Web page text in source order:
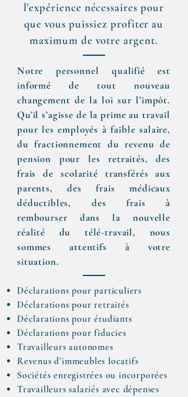
l'expérience nécessaires pour
que vous puissiez profiter au
maximum de votre argent.
Notre personnel qualifié est
informé de tout nouveau
changement de la loi sur l’impôt.
Qu’il s’agisse de la prime au travail
pour les employés à faible salaire,
du fractionnement du revenu de
pension pour les retraités, des
frais de scolarité transférés aux
parents, des frais médicaux
déductibles, des frais à
rembourser dans la nouvelle
réalité du télé-travail, nous
sommes attentifs à votre
situation.
Déclarations pour particuliers
Déclarations pour retraités
Déclarations pour étudiants
Déclarations pour fiducies
Travailleurs autonomes
Revenus d’immeubles locatifs
Sociétés enregistrées ou incorporées
Travailleurs salariés avec dépenses